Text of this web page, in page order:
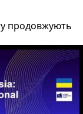
продовжують